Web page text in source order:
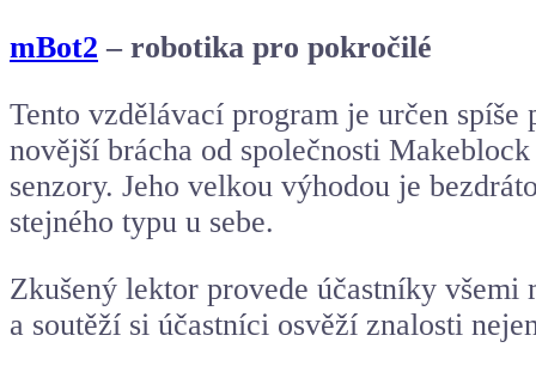
mBot2 – robotika pro pokročilé
Tento vzdělávací program je určen
novější brácha od společnosti
senzory. Jeho velkou výhodou je
stejného typu u sebe.
Zkušený lektor provede účastníky
a soutěží si účastníci osvěží znalosti